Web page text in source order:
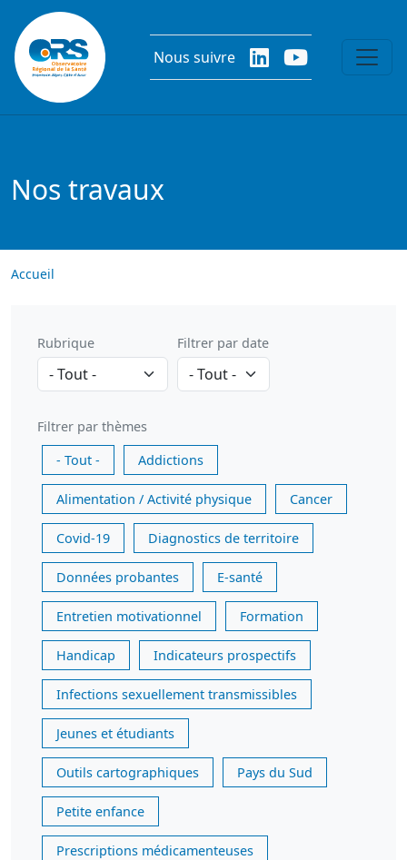
Aller au contenu principal
Nous suivre
Nos travaux
Accueil
Rubrique Filtrer par date
Filtrer par thèmes
- Tout -
Addictions
Alimentation / Activité physique Cancer
Covid-19 Diagnostics de territoire
Données probantes E-santé
Entretien motivationnel Formation
Handicap Indicateurs prospectifs
Infections sexuellement transmissibles
Jeunes et étudiants
Outils cartographiques Pays du Sud
Petite enfance
Prescriptions médicamenteuses